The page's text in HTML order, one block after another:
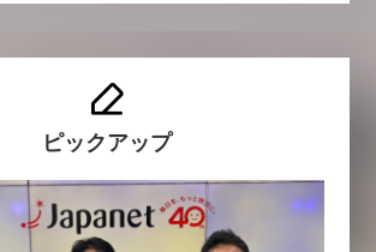
ピックアップ